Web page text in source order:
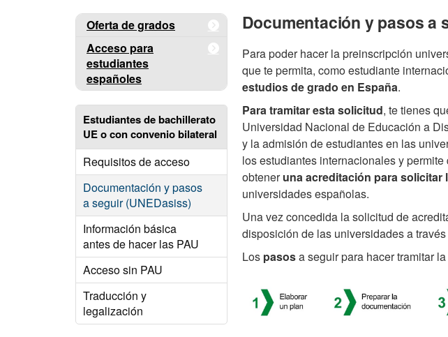
Oferta de grados
Acceso para
estudiantes
españoles
Estudiantes de bachillerato
UE o con convenio bilateral
Requisitos de acceso
Documentación y pasos
a seguir (UNEDasiss)
Información básica
antes de hacer las PAU
Acceso sin PAU
Traducción y
legalización
Documentación y pasos a
Para poder hacer la preinscripción
que te permita, como estudiante
estudios de grado en España.
Para tramitar esta solicitud, te tienes
Universidad Nacional de Educación a
y la admisión de estudiantes en las
los estudiantes internacionales y
obteneruna acreditación para
universidades españolas.
Una vez concedida la solicitud de
disposición de las universidades a
Los pasosa seguir para hacer tramitar